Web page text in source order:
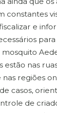
constantes
e
estão nas
regiões
casos,
de